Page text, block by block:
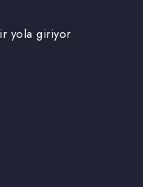
yola giriyor